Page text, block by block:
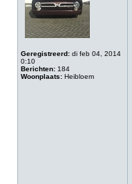
Geregistreerd: di feb 04, 2014
0:10
Berichten: 184
Woonplaats: Heibloem